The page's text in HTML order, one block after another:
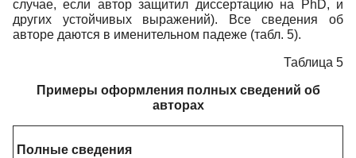
случае, если автор защитил диссертацию на PhD, и
других устойчивых выражений). Все сведения об
авторе даются в именительном падеже (табл. 5).
Таблица 5
Примеры оформления полных сведений об
авторах
Полные сведения